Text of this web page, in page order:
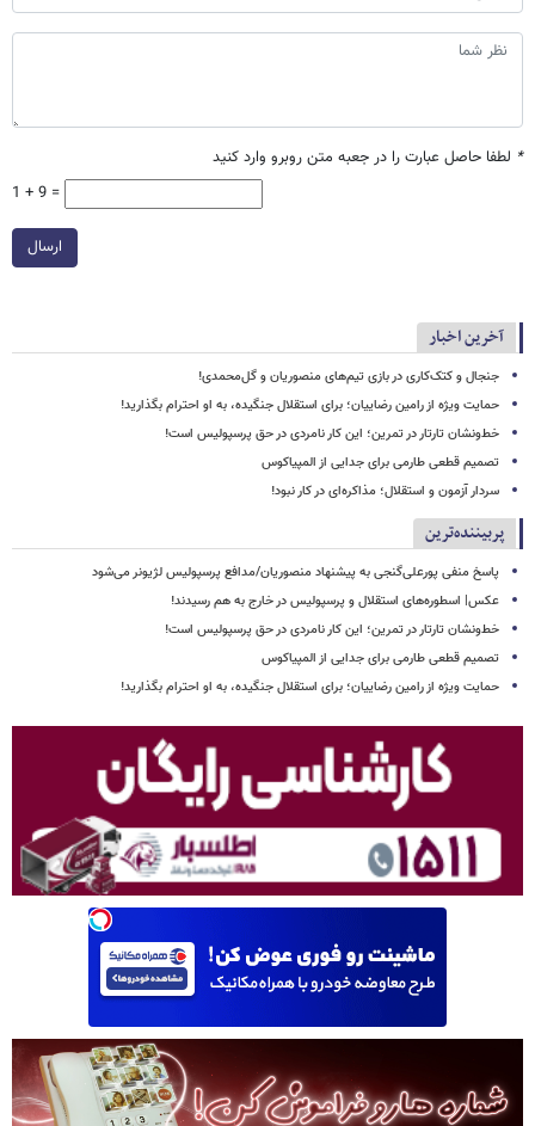
* لطفا حاصل عبارت را در جعبه متن روبرو وارد کنید
1 + 9 =
ارسال
آخرین اخبار
جنجال و کتک‌کاری در بازی تیم‌های منصوریان و گل‌محمدی!
حمایت ویژه از رامین رضاییان؛ برای استقلال جنگیده، به او احترام بگذارید!
خط‌ونشان تارتار در تمرین؛ این کار نامردی در حق پرسپولیس است!
تصمیم قطعی طارمی برای جدایی از المپیاکوس
سردار آزمون و استقلال؛ مذاکره‌ای در کار نبود!
پربیننده‌ترین
پاسخ منفی پورعلی‌گنجی به پیشنهاد منصوریان/مدافع پرسپولیس لژیونر می‌شود
عکس| اسطوره‌های استقلال و پرسپولیس در خارج به هم رسیدند!
خط‌ونشان تارتار در تمرین؛ این کار نامردی در حق پرسپولیس است!
تصمیم قطعی طارمی برای جدایی از المپیاکوس
حمایت ویژه از رامین رضاییان؛ برای استقلال جنگیده، به او احترام بگذارید!